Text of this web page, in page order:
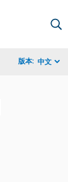
版本: 中文